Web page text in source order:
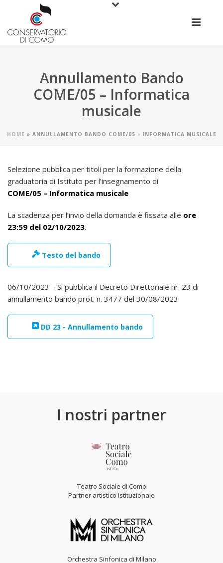
Annullamento Bando
COME/05 – Informatica
musicale
HOME » ANNULLAMENTO BANDO COME/05 – INFORMATICA MUSICALE
Selezione pubblica per titoli per la formazione della
graduatoria di Istituto per l’insegnamento di
COME/05 – Informatica musicale
La scadenza per l’invio della domanda è fissata alle ore
23:59 del 02/10/2023.
Testo del bando
06/10/2023 – Si pubblica il Decreto Direttoriale nr. 23 di
annullamento bando prot. n. 3477 del 30/08/2023
DD 23 - Annullamento bando
I nostri partner
Teatro Sociale di Como
Partner artistico istituzionale
Orchestra Sinfonica di Milano